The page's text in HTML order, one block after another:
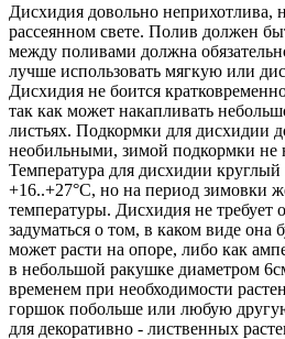
Дисхидия довольно неприхотлива,
рассеянном свете. Полив должен
между поливами должна
лучше использовать мягкую или
Дисхидия не боится
так как может накапливать
листьях. Подкормки для дисхидии
необильными, зимой подкормки
Температура для дисхидии круглый
+16..+27°С, но на период зимовки
температуры. Дисхидия не требует
задуматься о том, в каком виде она
может расти на опоре, либо как
в небольшой ракушке диаметром
временем при необходимости
горшок побольше или любую
для декоративно - лиственных